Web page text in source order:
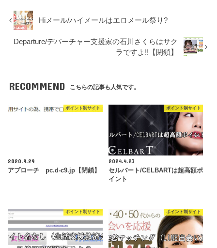
Hiメール/ハイメールはエロメール祭り?
Departure/デパーチャー支援家の石川さくらはサク
ラですよ!!【閉鎖】
RECOMMEND こちらの記事も人気です。
ポイント制サイト
2020.9.29
アプローチ pc.d-c9.jp【閉鎖】
ポイント制サイト
2024.4.23
セルバート/CELBARTは超高額ポ
イント
ポイント制サイト ポイント制サイト